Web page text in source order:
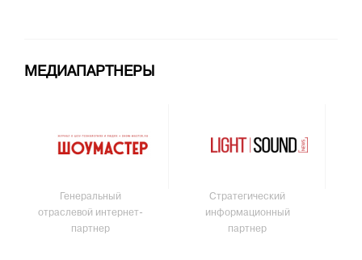
МЕДИАПАРТНЕРЫ
Генеральный
отраслевой интернет-
партнер
Стратегический
информационный
партнер